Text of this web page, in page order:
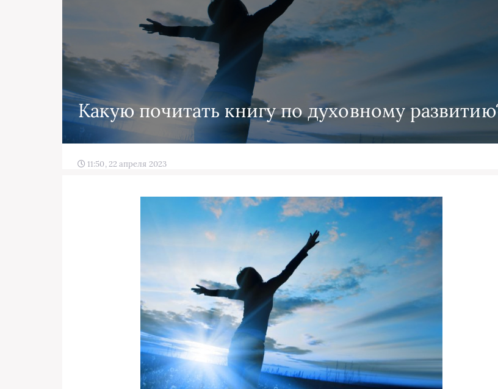
Какую почитать книгу по духовному
11:50, 22 апреля 2023